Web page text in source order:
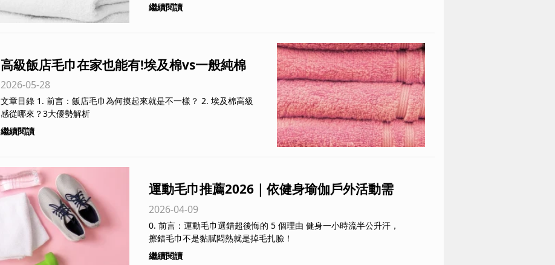
繼續閱讀
高級飯店毛巾在家也能有!埃及棉vs一般純棉
摸起來差超多?|新北、台中毛巾供應商不藏私
分享
2026-05-28
文章目錄 1. 前言：飯店毛巾為何摸起來就是不一樣？ 2. 埃及棉高級
感從哪來？3大優勢解析
繼續閱讀
運動毛巾推薦2026｜依健身瑜伽戶外活動需
求挑選台灣製吸汗速乾毛巾
2026-04-09
0. 前言：運動毛巾選錯超後悔的 5 個理由 健身一小時流半公升汗，
擦錯毛巾不是黏膩悶熱就是掉毛扎臉！
繼續閱讀